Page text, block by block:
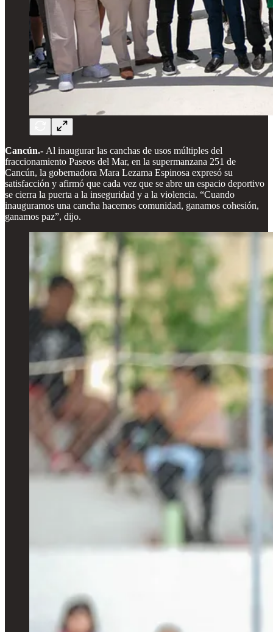
Cancún.- Al inaugurar las canchas de usos múltiples del
fraccionamiento Paseos del Mar, en la supermanzana 251 de
Cancún, la gobernadora Mara Lezama Espinosa expresó su
satisfacción y afirmó que cada vez que se abre un espacio deportivo
se cierra la puerta a la inseguridad y a la violencia. “Cuando
inauguramos una cancha hacemos comunidad, ganamos cohesión,
ganamos paz”, dijo.